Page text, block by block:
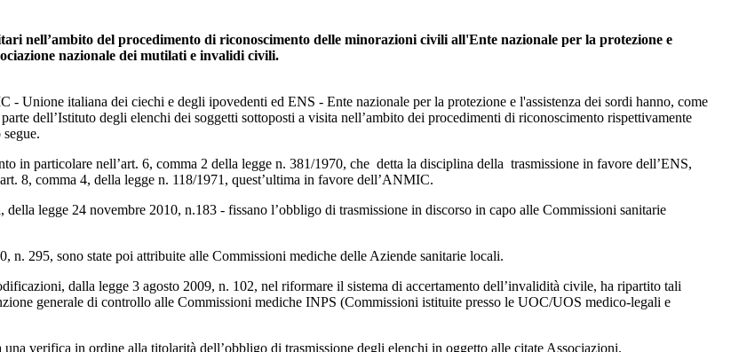
nell’ambito del procedimento di riconoscimento delle minorazioni civili all'Ente nazionale per la protezione e
nazionale dei mutilati e invalidi civili.
italiana dei ciechi e degli ipovedenti ed ENS - Ente nazionale per la protezione e l'assistenza dei sordi hanno, come
dell’Istituto degli elenchi dei soggetti sottoposti a visita nell’ambito dei procedimenti di riconoscimento rispettivamente
in particolare nell’art. 6, comma 2 della legge n. 381/1970, che detta la disciplina della trasmissione in favore dell’ENS,
8, comma 4, della legge n. 118/1971, quest’ultima in favore dell’ANMIC.
legge 24 novembre 2010, n.183 - fissano l’obbligo di trasmissione in discorso in capo alle Commissioni sanitarie
295, sono state poi attribuite alle Commissioni mediche delle Aziende sanitarie locali.
dalla legge 3 agosto 2009, n. 102, nel riformare il sistema di accertamento dell’invalidità civile, ha ripartito tali
generale di controllo alle Commissioni mediche INPS (Commissioni istituite presso le UOC/UOS medico-legali e
verifica in ordine alla titolarità dell’obbligo di trasmissione degli elenchi in oggetto alle citate Associazioni.